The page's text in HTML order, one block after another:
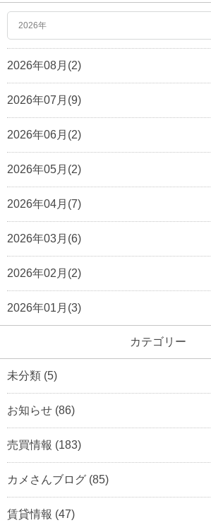
2026年
2026年08月(2)
2026年07月(9)
2026年06月(2)
2026年05月(2)
2026年04月(7)
2026年03月(6)
2026年02月(2)
2026年01月(3)
カテゴリー
未分類 (5)
お知らせ (86)
売買情報 (183)
カメさんブログ (85)
賃貸情報 (47)